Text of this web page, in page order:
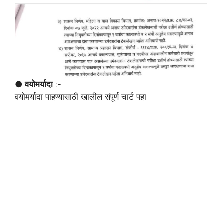
● वयोमर्यादा:-
वयोमर्यादा पाहण्यासाठी खालील संपूर्ण चार्ट पहा